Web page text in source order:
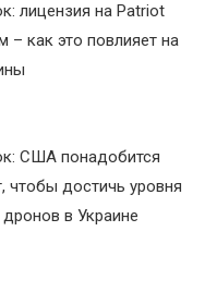
лицензия на Patriot
– как это повлияет на
США понадобится
чтобы достичь уровня
в Украине